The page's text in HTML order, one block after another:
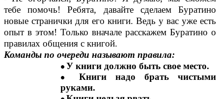
тебе помочь! Ребята, давайте сделаем Буратино
новые странички для его книги. Ведь у вас уже есть
опыт в этом! Только вначале расскажем Буратино о
правилах общения с книгой.
Команды по очереди называют правила:
У книги должно быть свое место.
Книги надо брать чистыми
руками.